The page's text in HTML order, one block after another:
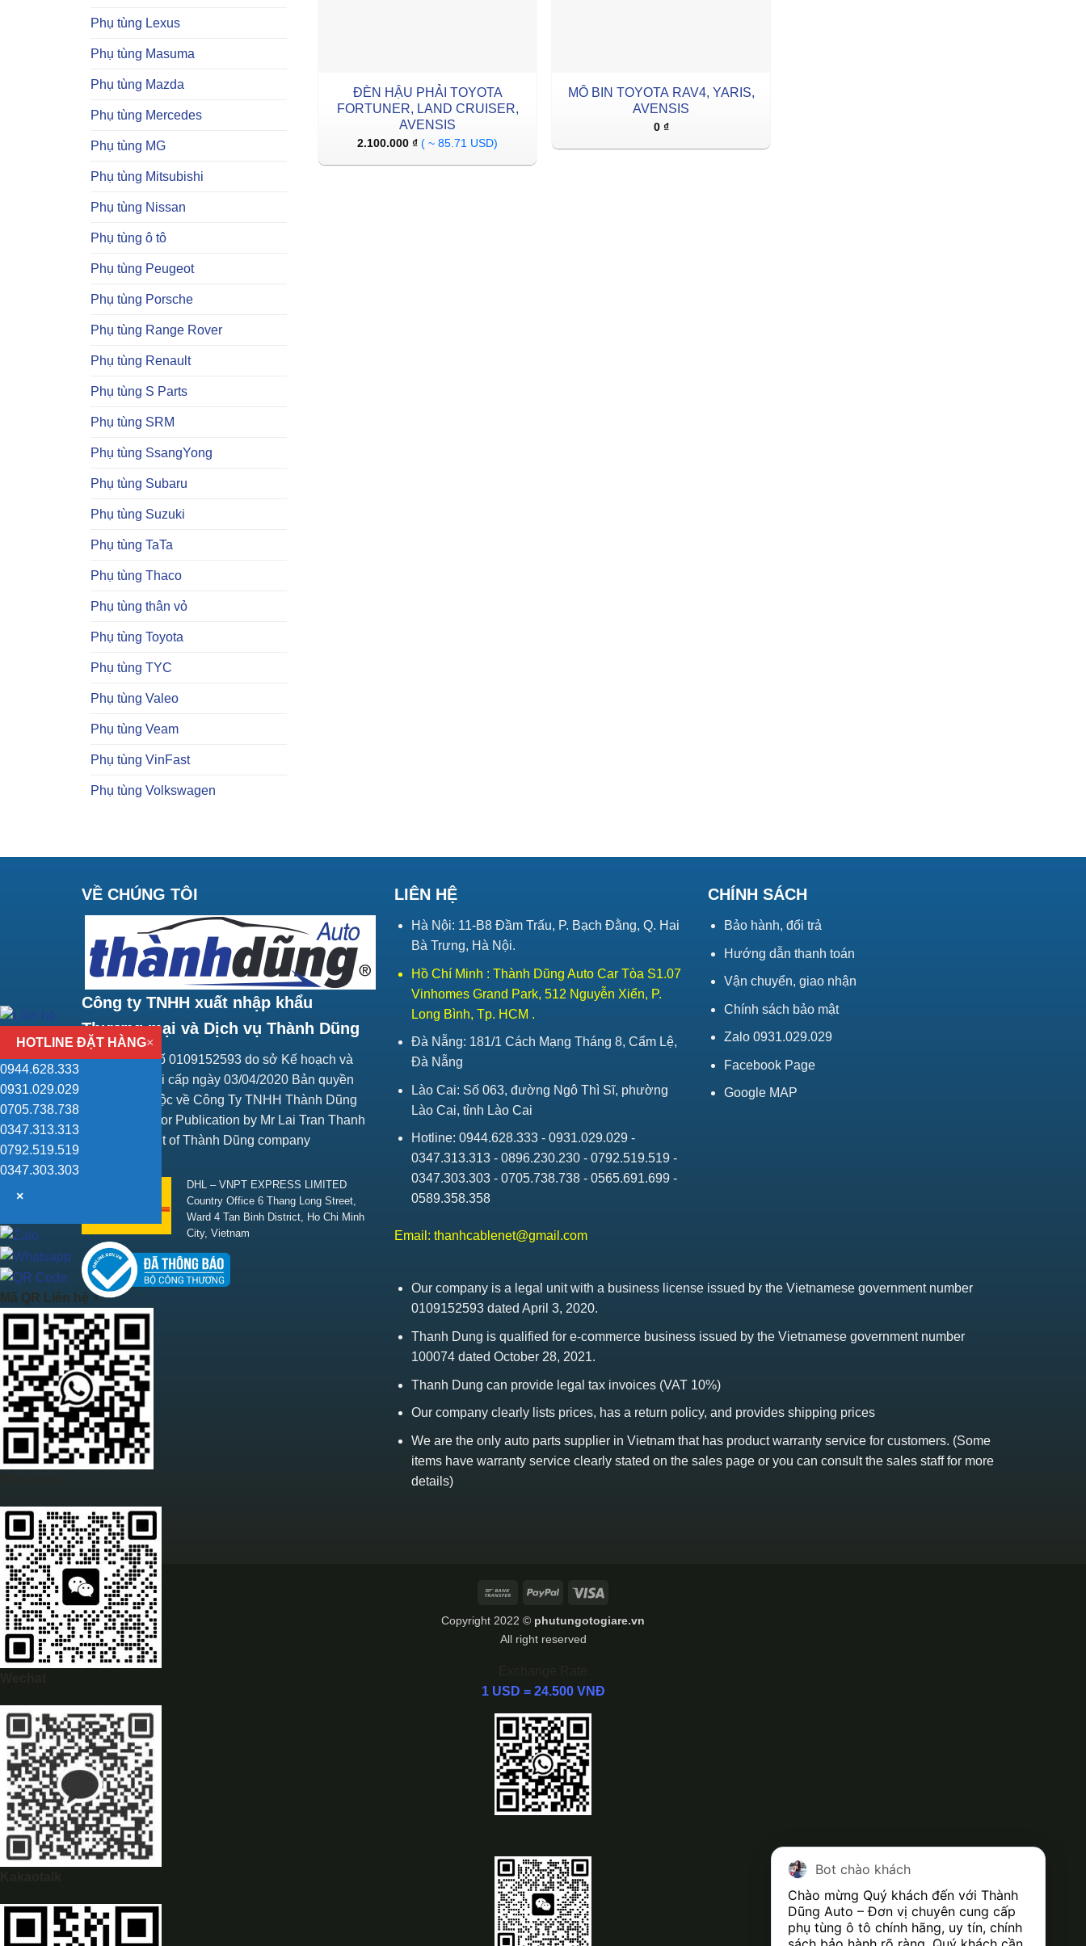
Phụ tùng Lexus
Phụ tùng Masuma
Phụ tùng Mazda
Phụ tùng Mercedes
Phụ tùng MG
Phụ tùng Mitsubishi
Phụ tùng Nissan
Phụ tùng ô tô
Phụ tùng Peugeot
Phụ tùng Porsche
Phụ tùng Range Rover
Phụ tùng Renault
Phụ tùng S Parts
Phụ tùng SRM
Phụ tùng SsangYong
Phụ tùng Subaru
Phụ tùng Suzuki
Phụ tùng TaTa
Phụ tùng Thaco
Phụ tùng thân vỏ
Phụ tùng Toyota
Phụ tùng TYC
Phụ tùng Valeo
Phụ tùng Veam
Phụ tùng VinFast
Phụ tùng Volkswagen
ĐÈN HẬU PHẢI TOYOTA
FORTUNER, LAND CRUISER,
AVENSIS
2.100.000₫ ( ~ 85.71 USD)
MÔ BIN TOYOTA RAV4, YARIS,
AVENSIS
0 ₫
VỀ CHÚNG TÔI
Công ty TNHH xuất nhập khẩu
Thương mại và Dịch vụ Thành Dũng
Giấy ĐKKD số 0109152593 do sở Kế hoạch và
Đầu tư Hà Nội cấp ngày 03/04/2020 Bản quyền
trang web thuộc về Công Ty TNHH Thành Dũng
Responsible for Publication by Mr Lai Tran Thanh
Vice President of Thành Dũng company
DHL – VNPT EXPRESS LIMITED
Country Office 6 Thang Long Street,
Ward 4 Tan Binh District, Ho Chi Minh
City, Vietnam
LIÊN HỆ
Hà Nội: 11-B8 Đầm Trấu, P. Bạch Đằng, Q. Hai
Bà Trưng, Hà Nội.
Hồ Chí Minh : Thành Dũng Auto Car Tòa S1.07
Vinhomes Grand Park, 512 Nguyễn Xiển, P.
Long Bình, Tp. HCM .
Đà Nẵng: 181/1 Cách Mạng Tháng 8, Cẩm Lệ,
Đà Nẵng
Lào Cai: Số 063, đường Ngô Thì Sĩ, phường
Lào Cai, tỉnh Lào Cai
Hotline: 0944.628.333 - 0931.029.029 -
0347.313.313 - 0896.230.230 - 0792.519.519 -
0347.303.303 - 0705.738.738 - 0565.691.699 -
0589.358.358
Email: thanhcablenet@gmail.com
CHÍNH SÁCH
Bảo hành, đổi trả
Hướng dẫn thanh toán
Vận chuyển, giao nhận
Chính sách bảo mật
Zalo 0931.029.029
Facebook Page
Google MAP
Our company is a legal unit with a business license issued by the Vietnamese government number
0109152593 dated April 3, 2020.
Thanh Dung is qualified for e-commerce business issued by the Vietnamese government number
100074 dated October 28, 2021.
Thanh Dung can provide legal tax invoices (VAT 10%)
Our company clearly lists prices, has a return policy, and provides shipping prices
We are the only auto parts supplier in Vietnam that has product warranty service for customers. (Some
items have warranty service clearly stated on the sales page or you can consult the sales staff for more
details)
Bank
PayPal
Copyright 2022 © phutungotogiare.vn
All right reserved
HOTLINE ĐẶT HÀNG×
0944.628.333
0931.029.029
0705.738.738
0347.313.313
0792.519.519
0347.303.303
×
Mã QR Liên hệ ×
1 USD = 24.500 VNĐ
WhatsApp 0944628333
Bot chào khách
Chào mừng Quý khách đến với Thành
Dũng Auto – Đơn vị chuyên cung cấp
phụ tùng ô tô chính hãng, uy tín, chính